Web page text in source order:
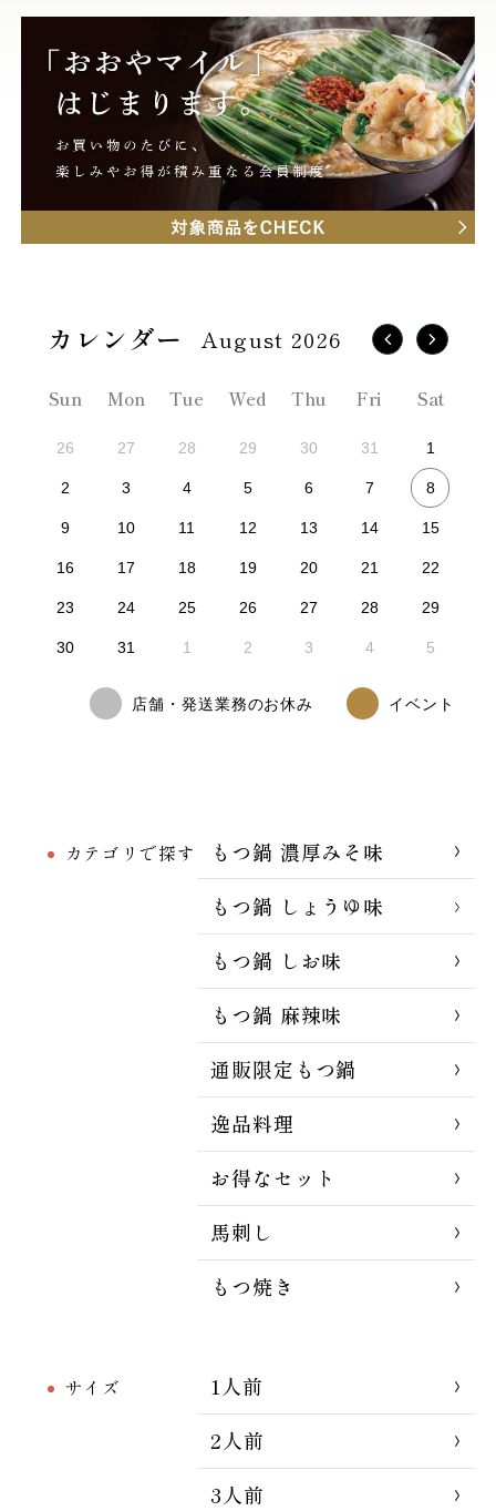
カテゴリで探す
もつ鍋 濃厚みそ味
もつ鍋 しょうゆ味
もつ鍋 しお味
もつ鍋 麻辣味
通販限定もつ鍋
逸品料理
お得なセット
馬刺し
もつ焼き
サイズ
1人前
2人前
3人前
August 2026
Sun Mon Tue Wed Thu Fri Sat
26 27 28 29 30 31 1
2 3 4 5 6 7 8
9 10 11 12 13 14 15
16 17 18 19 20 21 22
23 24 25 26 27 28 29
30 31 1 2 3 4 5
店舗・発送業務のお休み イベント